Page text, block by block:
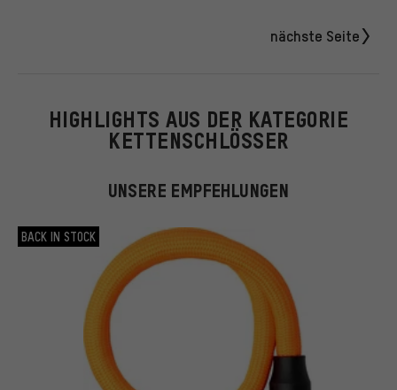
nächste Seite
HIGHLIGHTS AUS DER KATEGORIE
KETTENSCHLÖSSER
UNSERE EMPFEHLUNGEN
BACK IN STOCK